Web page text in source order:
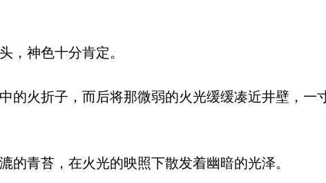
神色十分肯定。
的火折子，而后将那微弱的火光缓缓凑近井壁，一
青苔，在火光的映照下散发着幽暗的光泽。